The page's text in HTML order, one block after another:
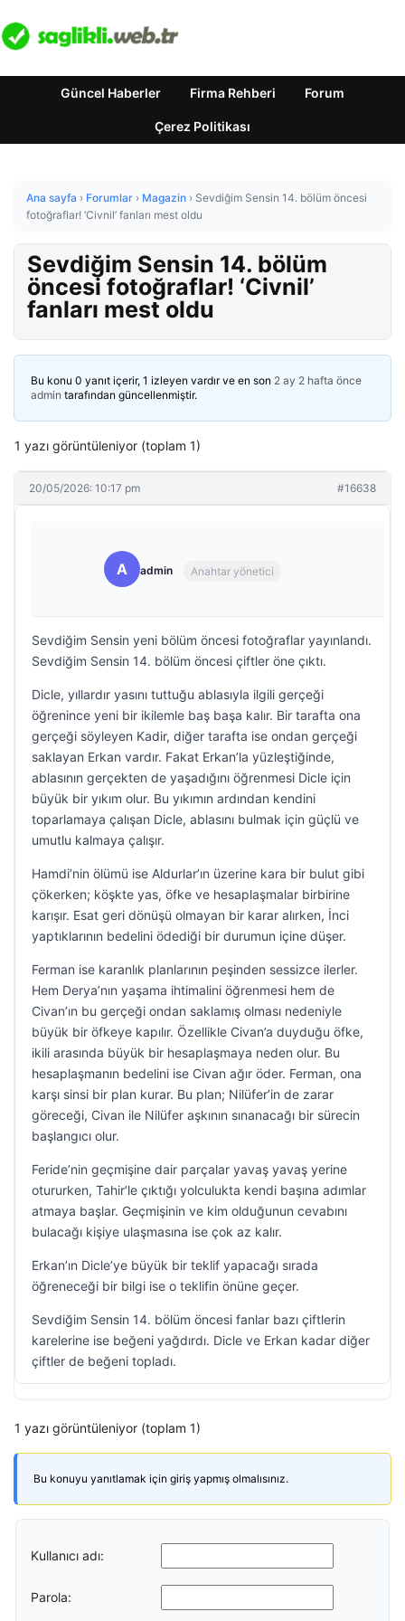
Güncel Haberler Firma Rehberi Forum
Çerez Politikası
Ana sayfa › Forumlar › Magazin › Sevdiğim Sensin 14. bölüm öncesi
fotoğraflar! ‘Civnil’ fanları mest oldu
Sevdiğim Sensin 14. bölüm
öncesi fotoğraflar! ‘Civnil’
fanları mest oldu
Bu konu 0 yanıt içerir, 1 izleyen vardır ve en son 2 ay 2 hafta önce
admin tarafından güncellenmiştir.
1 yazı görüntüleniyor (toplam 1)
20/05/2026: 10:17 pm #16638
A admin Anahtar yönetici
Sevdiğim Sensin yeni bölüm öncesi fotoğraflar yayınlandı.
Sevdiğim Sensin 14. bölüm öncesi çiftler öne çıktı.
Dicle, yıllardır yasını tuttuğu ablasıyla ilgili gerçeği
öğrenince yeni bir ikilemle baş başa kalır. Bir tarafta ona
gerçeği söyleyen Kadir, diğer tarafta ise ondan gerçeği
saklayan Erkan vardır. Fakat Erkan’la yüzleştiğinde,
ablasının gerçekten de yaşadığını öğrenmesi Dicle için
büyük bir yıkım olur. Bu yıkımın ardından kendini
toparlamaya çalışan Dicle, ablasını bulmak için güçlü ve
umutlu kalmaya çalışır.
Hamdi’nin ölümü ise Aldurlar’ın üzerine kara bir bulut gibi
çökerken; köşkte yas, öfke ve hesaplaşmalar birbirine
karışır. Esat geri dönüşü olmayan bir karar alırken, İnci
yaptıklarının bedelini ödediği bir durumun içine düşer.
Ferman ise karanlık planlarının peşinden sessizce ilerler.
Hem Derya’nın yaşama ihtimalini öğrenmesi hem de
Civan’ın bu gerçeği ondan saklamış olması nedeniyle
büyük bir öfkeye kapılır. Özellikle Civan’a duyduğu öfke,
ikili arasında büyük bir hesaplaşmaya neden olur. Bu
hesaplaşmanın bedelini ise Civan ağır öder. Ferman, ona
karşı sinsi bir plan kurar. Bu plan; Nilüfer’in de zarar
göreceği, Civan ile Nilüfer aşkının sınanacağı bir sürecin
başlangıcı olur.
Feride’nin geçmişine dair parçalar yavaş yavaş yerine
otururken, Tahir’le çıktığı yolculukta kendi başına adımlar
atmaya başlar. Geçmişinin ve kim olduğunun cevabını
bulacağı kişiye ulaşmasına ise çok az kalır.
Erkan’ın Dicle’ye büyük bir teklif yapacağı sırada
öğreneceği bir bilgi ise o teklifin önüne geçer.
Sevdiğim Sensin 14. bölüm öncesi fanlar bazı çiftlerin
karelerine ise beğeni yağdırdı. Dicle ve Erkan kadar diğer
çiftler de beğeni topladı.
1 yazı görüntüleniyor (toplam 1)
Bu konuyu yanıtlamak için giriş yapmış olmalısınız.
Kullanıcı adı:
Parola: